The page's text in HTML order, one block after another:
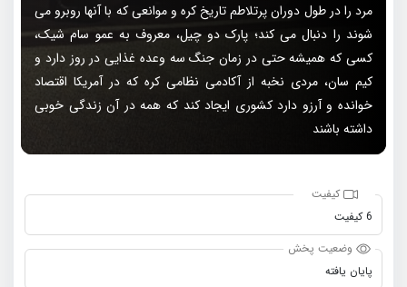
مرد را در طول دوران پرتلاطم تاریخ کره و موانعی که با آنها روبرو می
شوند را دنبال می کند؛ پارک دو چیل، معروف به عمو سام شیک،
کسی که همیشه حتی در زمان جنگ سه وعده غذایی در روز دارد و
کیم سان، مردی نخبه از آکادمی نظامی کره که در آمریکا اقتصاد
خوانده و آرزو دارد کشوری ایجاد کند که همه در آن زندگی خوبی
داشته باشند
کیفیت
6 کیفیت
وضعیت پخش
پایان یافته